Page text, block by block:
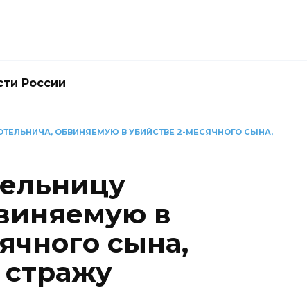
России
ОБВИНЯЕМУЮ В УБИЙСТВЕ 2-МЕСЯЧНОГО СЫНА,
в
сына,